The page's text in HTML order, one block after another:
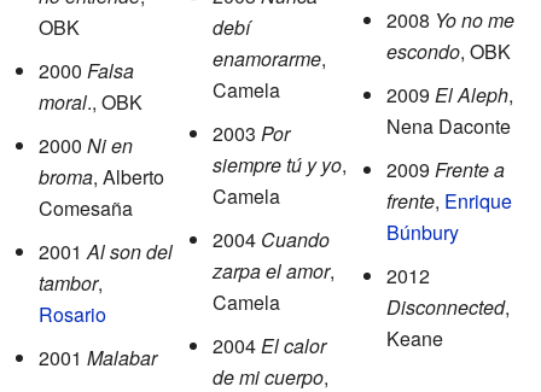
OBK
2000 Falsa
moral., OBK
2000 Ni en
broma, Alberto
Comesaña
2001Al son del
tambor,
Rosario
2001 Malabar
debí
enamorarme,
Camela
2003 Por
siempre tú y yo,
Camela
2004 Cuando
zarpa el amor,
Camela
2004El calor
de mi cuerpo,
2008 Yo no me
escondo, OBK
2009 El Aleph,
Nena Daconte
2009 Frente a
frente, Enrique
Búnbury
2012
Disconnected,
Keane